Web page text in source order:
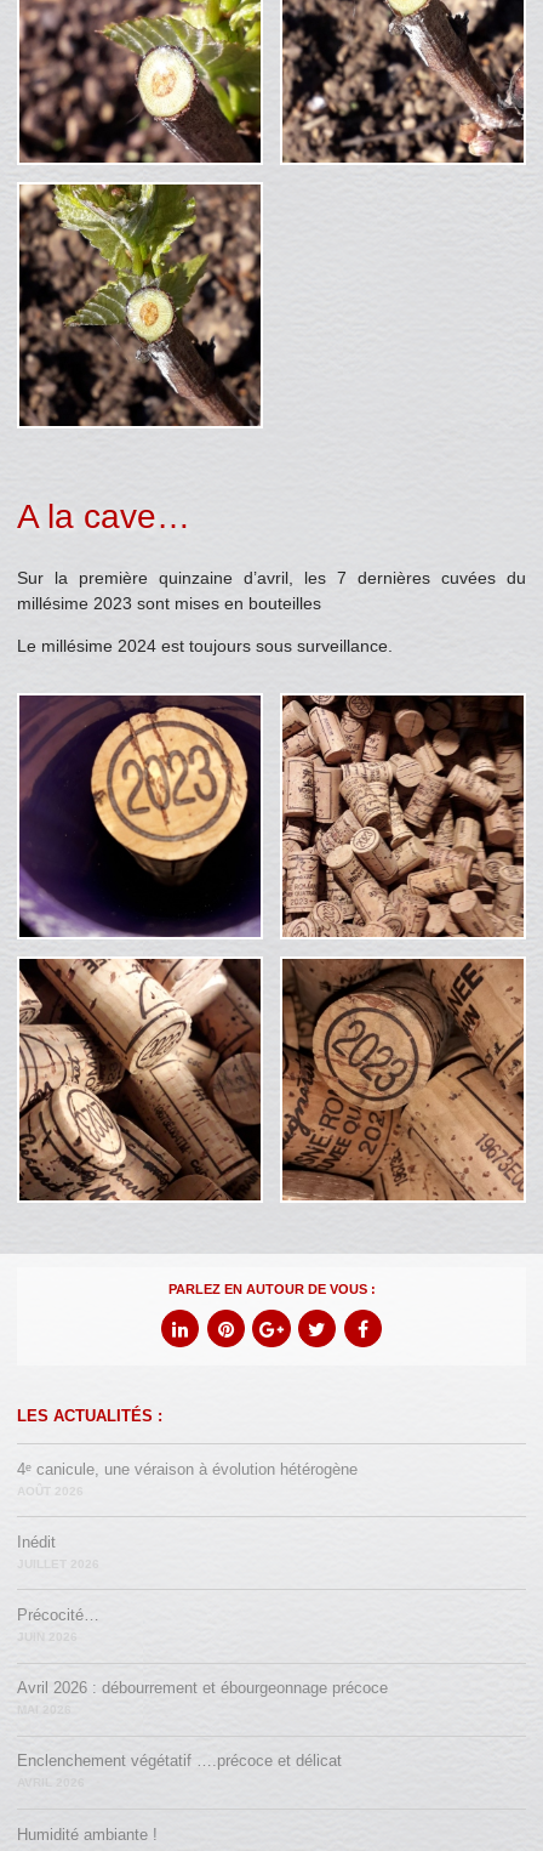
A la cave…
Sur la première quinzaine d’avril, les 7 dernières cuvées du
millésime 2023 sont mises en bouteilles
Le millésime 2024 est toujours sous surveillance.
PARLEZ EN AUTOUR DE VOUS :
LES ACTUALITÉS :
4ᵉ canicule, une véraison à évolution hétérogène
AOÛT 2026
Inédit
Précocité…
JUIN 2026
Avril 2026 : débourrement et ébourgeonnage précoce
MAI 2026
Enclenchement végétatif ….précoce et délicat
Humidité ambiante !